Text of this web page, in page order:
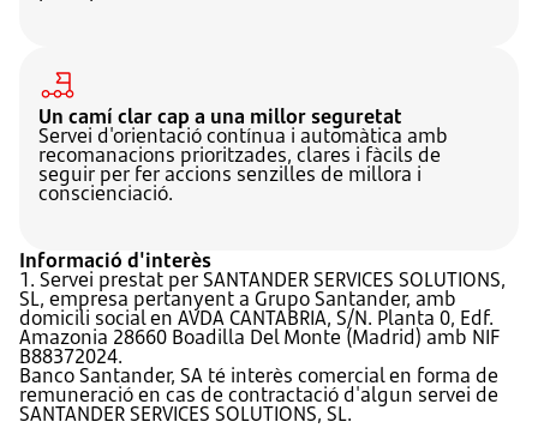
Un camí clar cap a una millor seguretat
Servei d'orientació contínua i automàtica amb
recomanacions prioritzades, clares i fàcils de
seguir per fer accions senzilles de millora i
conscienciació.
Informació d'interès
1. Servei prestat per SANTANDER SERVICES SOLUTIONS,
SL, empresa pertanyent a Grupo Santander, amb
domicili social en AVDA CANTABRIA, S/N. Planta 0, Edf.
Amazonia 28660 Boadilla Del Monte (Madrid) amb NIF
B88372024.
Banco Santander, SA té interès comercial en forma de
remuneració en cas de contractació d'algun servei de
SANTANDER SERVICES SOLUTIONS, SL.